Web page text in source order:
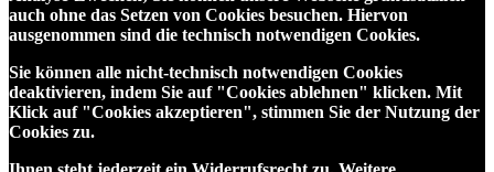
auch ohne das Setzen von Cookies besuchen. Hiervon
ausgenommen sind die technisch notwendigen Cookies.
Sie können alle nicht-technisch notwendigen Cookies
deaktivieren, indem Sie auf "Cookies ablehnen" klicken. Mit
Klick auf "Cookies akzeptieren", stimmen Sie der Nutzung der
Cookies zu.